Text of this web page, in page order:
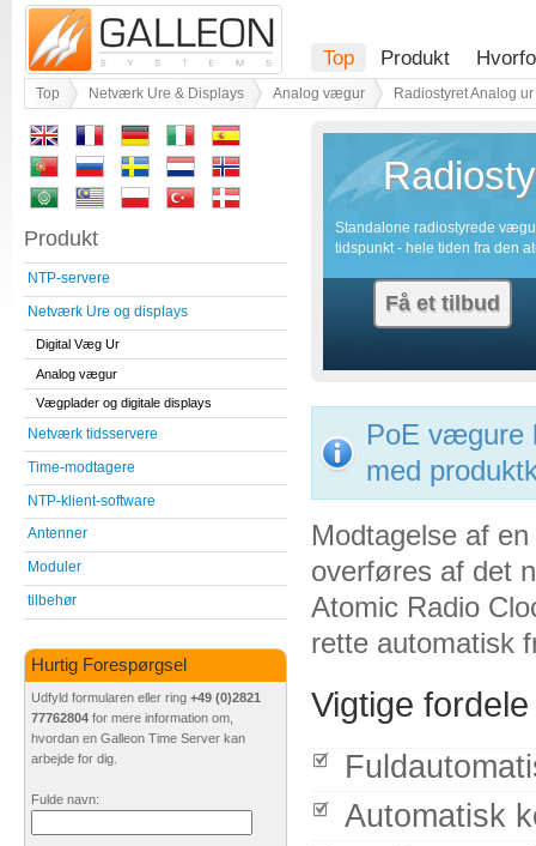
Top Produkt
Top Netværk Ure & Displays Analog vægur Radiostyret Analog ur
Standalone radiostyrede
tidspunkt - hele tiden fra den
Få et tilbud
PoE vægure
med
Modtagelse af
overføres af det
Atomic Radio
rette automatisk
Vigtige
Automatisk
Produkt
NTP-servere
Netværk Ure og displays
Digital Væg Ur
Analog vægur
Vægplader og digitale displays
Netværk tidsservere
Time-modtagere
NTP-klient-software
Antenner
Moduler
tilbehør
Hurtig Forespørgsel
Udfyld formularen eller ring +49 (0)2821
77762804 for mere information om,
hvordan en Galleon Time Server kan
arbejde for dig.
Fulde navn: